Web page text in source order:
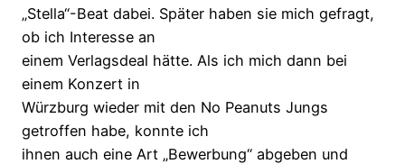
„Stella“-Beat dabei. Später haben sie mich gefragt,
ob ich Interesse an
einem Verlagsdeal hätte. Als ich mich dann bei
einem Konzert in
Würzburg wieder mit den No Peanuts Jungs
getroffen habe, konnte ich
ihnen auch eine Art „Bewerbung“ abgeben und